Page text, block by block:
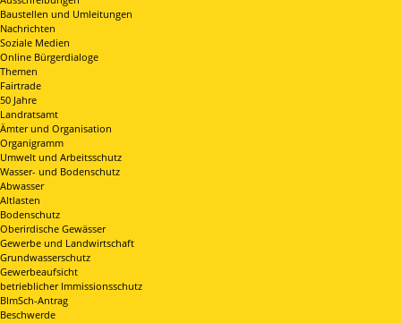
Baustellen und Umleitungen
Nachrichten
Soziale Medien
Online Bürgerdialoge
Themen
Fairtrade
50 Jahre
Landratsamt
Ämter und Organisation
Organigramm
Umwelt und Arbeitsschutz
Wasser- und Bodenschutz
Abwasser
Altlasten
Bodenschutz
Oberirdische Gewässer
Gewerbe und Landwirtschaft
Grundwasserschutz
Gewerbeaufsicht
betrieblicher Immissionsschutz
BImSch-Antrag
Beschwerde